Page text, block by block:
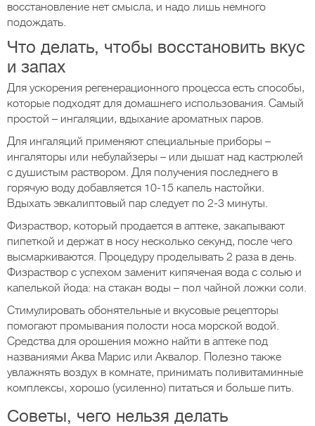
восстановление нет смысла, и надо лишь немного
подождать.
Что делать, чтобы восстановить вкус
и запах
Для ускорения регенерационного процесса есть способы,
которые подходят для домашнего использования. Самый
простой – ингаляции, вдыхание ароматных паров.
Для ингаляций применяют специальные приборы –
ингаляторы или небулайзеры – или дышат над кастрюлей
с душистым раствором. Для получения последнего в
горячую воду добавляется 10-15 капель настойки.
Вдыхать эвкалиптовый пар следует по 2-3 минуты.
Физраствор, который продается в аптеке, закапывают
пипеткой и держат в носу несколько секунд, после чего
высмаркиваются. Процедуру проделывать 2 раза в день.
Физраствор с успехом заменит кипяченая вода с солью и
капелькой йода: на стакан воды – пол чайной ложки соли.
Стимулировать обонятельные и вкусовые рецепторы
помогают промывания полости носа морской водой.
Средства для орошения можно найти в аптеке под
названиями Аква Марис или Аквалор. Полезно также
увлажнять воздух в комнате, принимать поливитаминные
комплексы, хорошо (усиленно) питаться и больше пить.
Советы, чего нельзя делать